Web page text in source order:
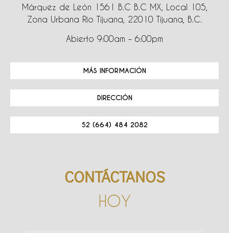
Márquez de León 1561 B.C B.C MX, Local 105,
Zona Urbana Rio Tijuana, 22010 Tijuana, B.C.
Abierto 9:00am – 6:00pm
MÁS INFORMACIÓN
DIRECCIÓN
52 (664) 484 2082
CONTÁCTANOS
HOY